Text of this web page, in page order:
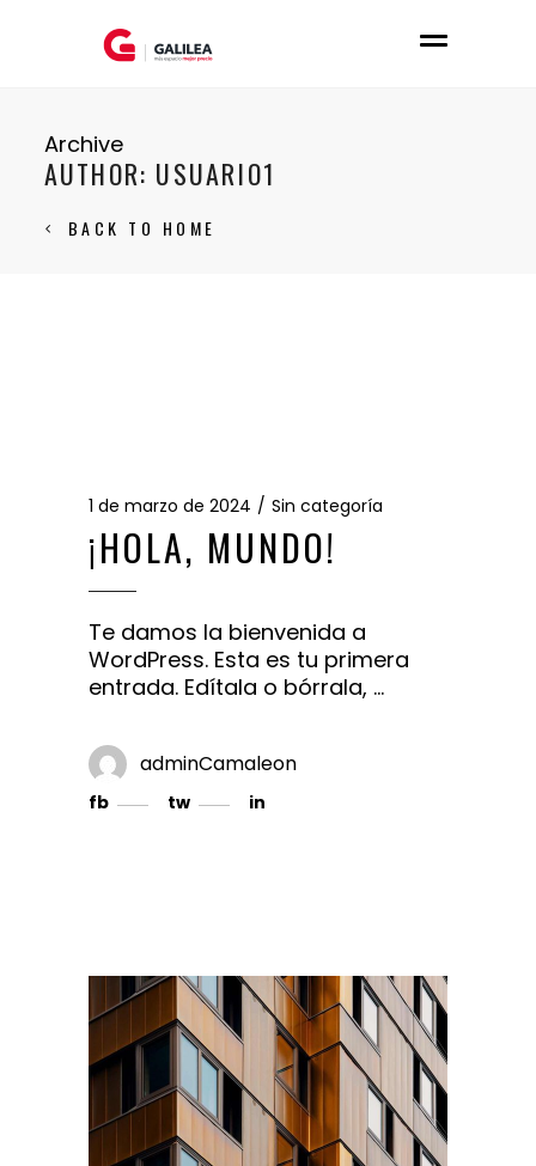
Archive
AUTHOR: USUARIO1
BACK TO HOME
1 de marzo de 2024 Sin categoría
¡HOLA, MUNDO!
Te damos la bienvenida a
WordPress. Esta es tu primera
entrada. Edítala o bórrala,
adminCamaleon
fb tw in